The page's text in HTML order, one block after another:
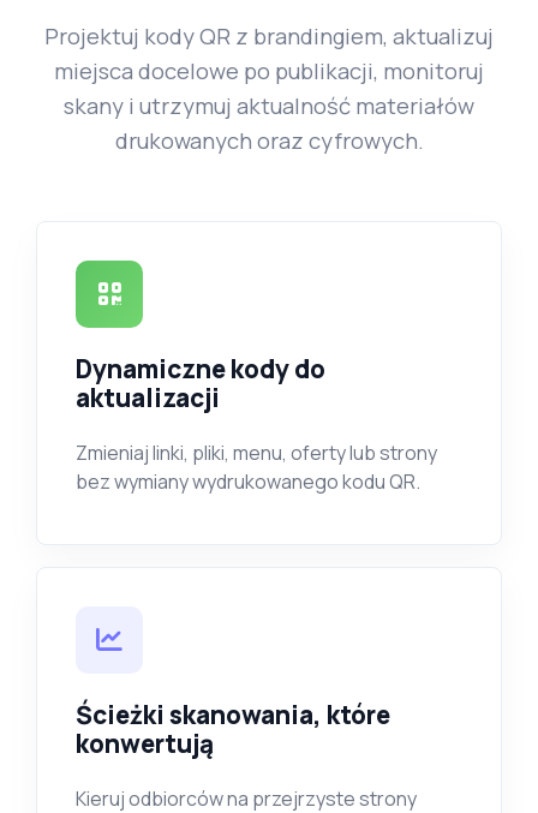
Projektuj kody QR z brandingiem, aktualizuj
miejsca docelowe po publikacji, monitoruj
skany i utrzymuj aktualność materiałów
drukowanych oraz cyfrowych.
Dynamiczne kody do
aktualizacji
Zmieniaj linki, pliki, menu, oferty lub strony
bez wymiany wydrukowanego kodu QR.
Ścieżki skanowania, które
konwertują
Kieruj odbiorców na przejrzyste strony